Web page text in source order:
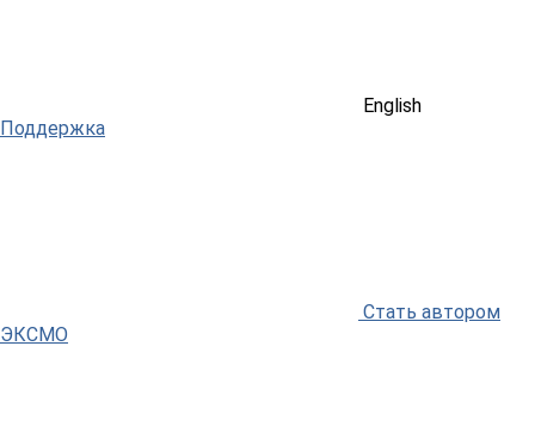
English
Поддержка
Стать автором
ЭКСМО